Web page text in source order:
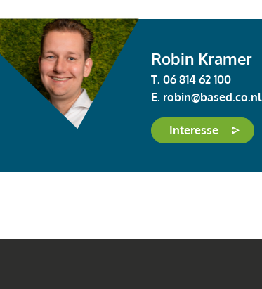
Robin Kramer
T. 06 814 62 100
E. robin@based.co.nl
Interesse